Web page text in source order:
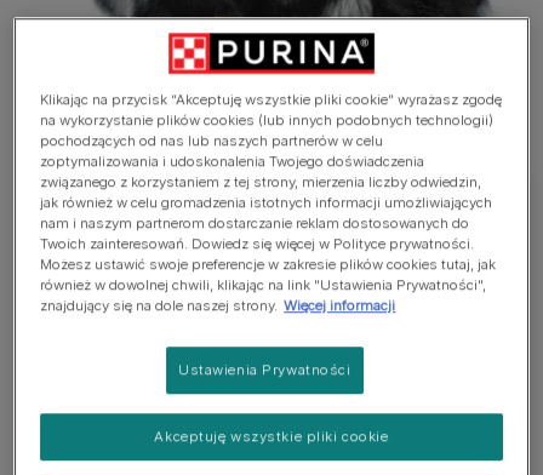
Fiński Lapphund
Fiński lapphund to silny pies średniej wielkości,
należący do grupy szpiców (gruby włos, ogon
zawinięty nad grzbietem, stojące uszy). Dorosły
pies ma ok. 49 cm wysokości, a dorosła suka 44
cm. Dorosłe osobniki ważą około 17-19 kg. Mają
różne umaszczenie - szczegóły określa wzorzec
Klikając na przycisk “Akceptuję wszystkie pliki cookie” wyrażasz zgodę
na wykorzystanie plików cookies (lub innych podobnych technologii)
pochodzących od nas lub naszych partnerów w celu
zoptymalizowania i udoskonalenia Twojego doświadczenia
związanego z korzystaniem z tej strony, mierzenia liczby odwiedzin,
jak również w celu gromadzenia istotnych informacji umożliwiających
nam i naszym partnerom dostarczanie reklam dostosowanych do
Twoich zainteresowań. Dowiedz się więcej w Polityce prywatności.
Możesz ustawić swoje preferencje w zakresie plików cookies tutaj, jak
również w dowolnej chwili, klikając na link "Ustawienia Prywatności",
znajdujący się na dole naszej strony. Więcej informacji
Ustawienia Prywatności
Akceptuję wszystkie pliki cookie